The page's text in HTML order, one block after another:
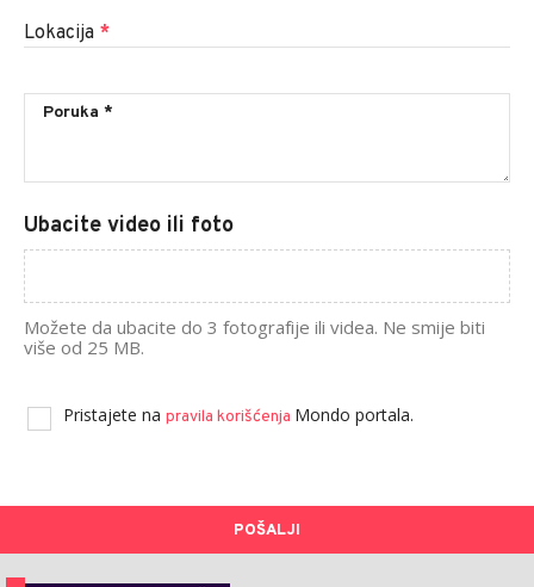
Lokacija *
Ubacite video ili foto
Možete da ubacite do 3 fotografije ili videa. Ne smije biti
više od 25 MB.
Pristajete na pravila korišćenja Mondo portala.
POŠALJI